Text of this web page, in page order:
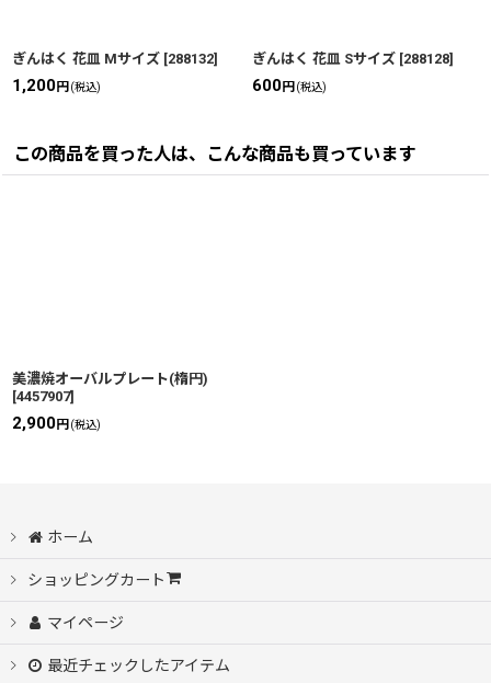
ぎんはく 花皿 Mサイズ [288132]
1,200円 (税込)
ぎんはく 花皿 Sサイズ [288128]
600円 (税込)
この商品を買った人は、こんな商品も買っています
美濃焼オーバルプレート(楕円)
[4457907]
2,900円 (税込)
ホーム
ショッピングカート
マイページ
最近チェックしたアイテム